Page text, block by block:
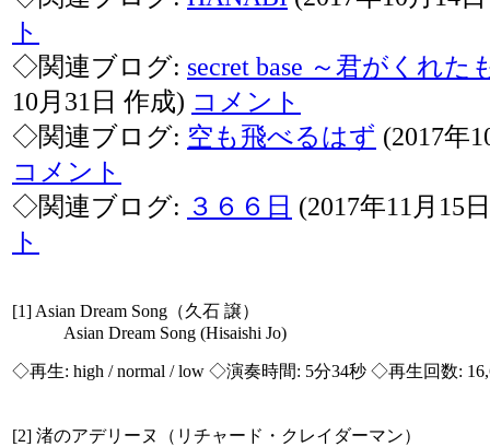
ト
◇関連ブログ: secret base ～君がくれた
10月31日 作成) コメント
◇関連ブログ: 空も飛べるはず (2017年
コメント
◇関連ブログ: ３６６日 (2017年11月15
ト
[1] Asian Dream Song（久石 譲）
Asian Dream Song (Hisaishi Jo)
◇再生: high / normal / low ◇演奏時間: 5分34秒 ◇再生回数:
[2] 渚のアデリーヌ（リチャード・クレイダーマン）